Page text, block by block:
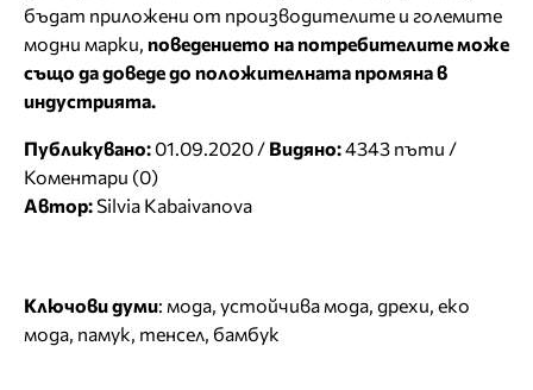
бъдат приложени от производителите и големите
модни марки, поведението на потребителите може
също да доведе до положителната промяна в
индустрията.
Публикувано: 01.09.2020 / Видяно:4343 пъти /
Коментари (0)
Автор:Silvia Kabaivanova
Ключови думи: мода, устойчива мода, дрехи, еко
мода, памук, тенсел, бамбук